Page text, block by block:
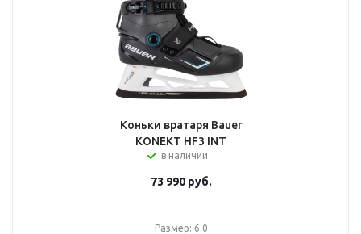
Коньки вратаря Bauer
KONEKT HF3 INT
в наличии
73 990руб.
Размер: 6.0